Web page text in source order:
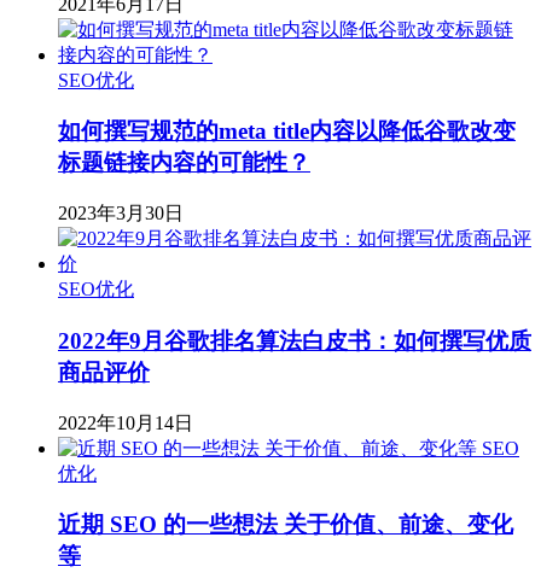
SEO优化
如何撰写规范的meta title内容以降低谷歌改变
标题链接内容的可能性？
2023年3月30日
SEO优化
2022年9月谷歌排名算法白皮书：如何撰写优质
商品评价
2022年10月14日
SEO
优化
近期 SEO 的一些想法 关于价值、前途、变化
等